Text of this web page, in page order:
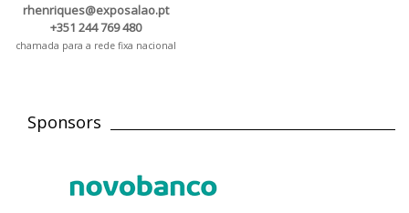
rhenriques@exposalao.pt
+351 244 769 480
chamada para a rede fixa nacional
Sponsors